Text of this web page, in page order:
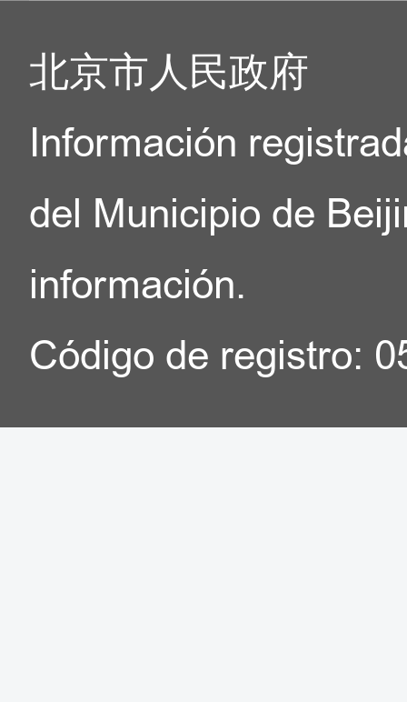
北京市人民政府
Información
del Municipio de
información.
Código de registro: